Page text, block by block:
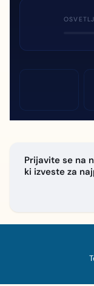
Prijavite se na
ki izveste za